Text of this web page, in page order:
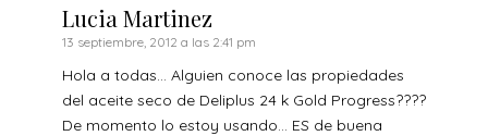
Lucia Martinez
13 septiembre, 2012 a las 2:41 pm
Hola a todas… Alguien conoce las propiedades
del aceite seco de Deliplus 24 k Gold Progress????
De momento lo estoy usando… ES de buena